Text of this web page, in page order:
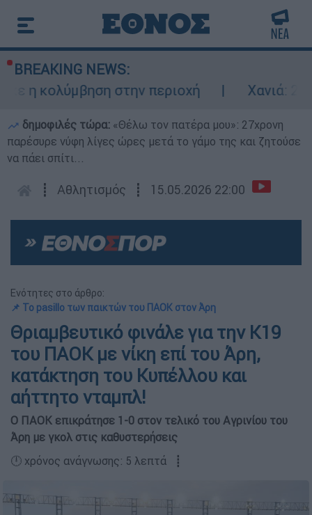
BREAKING NEWS:
στην περιοχή
Χανιά:
δημοφιλές τώρα: «Θέλω τον πατέρα μου»: 27χρονη
παρέσυρε νύφη λίγες ώρες μετά το γάμο της και ζητούσε
να πάει σπίτι...
┋ Αθλητισμός ┋ 15.05.2026 22:00
Ενότητες στο άρθρο:
📌 Το pasillo των παικτών του ΠΑΟΚ στον Άρη
Θριαμβευτικό φινάλε για την Κ19
του ΠΑΟΚ με νίκη επί του Άρη,
κατάκτηση του Κυπέλλου και
αήττητο νταμπλ!
Ο ΠΑΟΚ επικράτησε 1-0 στον τελικό του Αγρινίου του
Άρη με γκολ στις καθυστερήσεις
🕛 χρόνος ανάγνωσης: 5 λεπτά ┋